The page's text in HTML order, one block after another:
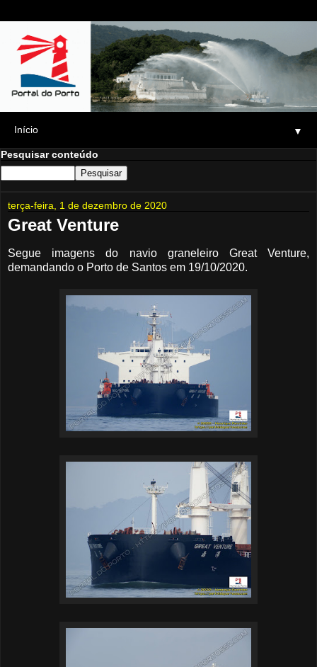
▼
Pesquisar conteúdo
terça-feira, 1 de dezembro de 2020
Great Venture
Segue imagens do navio graneleiro Great Venture,
demandando o Porto de Santos em 19/10/2020.